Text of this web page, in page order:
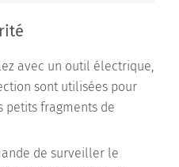
avec un outil électrique,
sont utilisées pour
petits fragments de
de surveiller le